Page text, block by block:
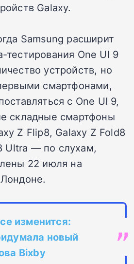
Galaxy.
Samsung расширит
тестирования One UI 9
устройств, но
смартфонами,
с One UI 9,
складные смартфоны
Z Flip8, Galaxy Z Fold8
Ultra — по слухам,
22 июля на
изменится:
новый
Bixby